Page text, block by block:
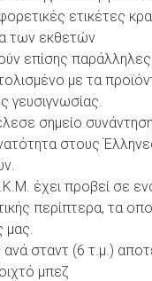
ετικέτες
των εκθετών
επίσης
με τα
γευσιγνωσίας.
σημείο
στους
έχει προβεί σε
περίπτερα, τα
ανά σταντ (6 τ.μ.)
μπεζ